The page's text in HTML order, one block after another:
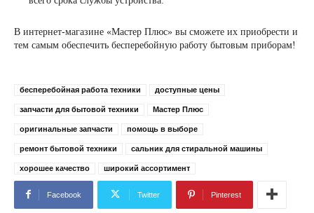
В интернет-магазине «Мастер Плюс» вы сможете их приобрести и
тем самым обеспечить бесперебойную работу бытовым приборам!
бесперебойная работа техники доступные цены
запчасти для бытовой техники Мастер Плюс
оригинальные запчасти помощь в выборе
ремонт бытовой техники сальник для стиральной машины
хорошее качество широкий ассортимент
Facebook Twitter Pinterest